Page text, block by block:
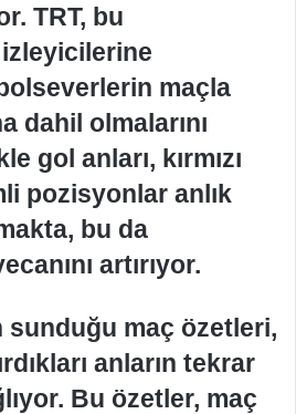
TRT, bu
maçla
dahil olmalarını
gol anları, kırmızı
pozisyonlar anlık
bu da
artırıyor.
sunduğu maç özetleri,
anların tekrar
Bu özetler, maç